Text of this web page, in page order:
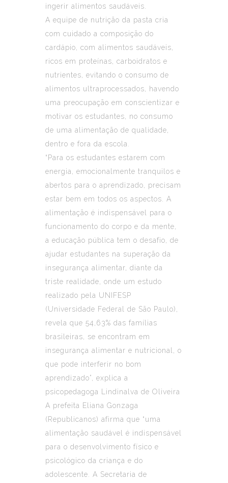
ingerir alimentos saudáveis.
A equipe de nutrição da pasta cria
com cuidado a composição do
cardápio, com alimentos saudáveis,
ricos em proteínas, carboidratos e
nutrientes, evitando o consumo de
alimentos ultraprocessados, havendo
uma preocupação em conscientizar e
motivar os estudantes, no consumo
de uma alimentação de qualidade,
dentro e fora da escola.
“Para os estudantes estarem com
energia, emocionalmente tranquilos e
abertos para o aprendizado, precisam
estar bem em todos os aspectos. A
alimentação é indispensável para o
funcionamento do corpo e da mente,
a educação pública tem o desafio, de
ajudar estudantes na superação da
insegurança alimentar, diante da
triste realidade, onde um estudo
realizado pela UNIFESP
(Universidade Federal de São Paulo),
revela que 54,63% das famílias
brasileiras, se encontram em
insegurança alimentar e nutricional, o
que pode interferir no bom
aprendizado”, explica a
psicopedagoga Lindinalva de Oliveira
A prefeita Eliana Gonzaga
(Republicanos) afirma que “uma
alimentação saudável é indispensável
para o desenvolvimento físico e
psicológico da criança e do
adolescente. A Secretaria de